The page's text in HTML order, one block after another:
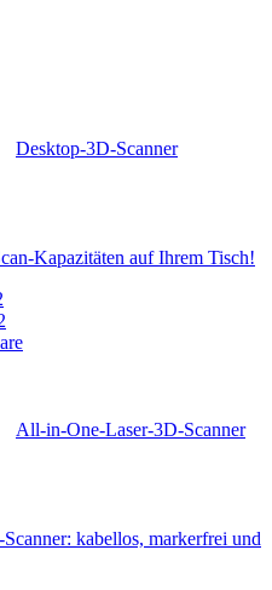
Desktop-3D-Scanner
Kapazitäten auf Ihrem Tisch!
All-in-One-Laser-3D-Scanner
kabellos, markerfrei und